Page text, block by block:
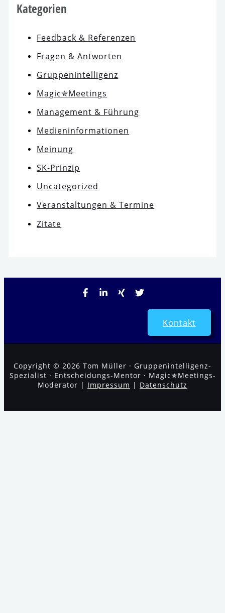
Kategorien
Feedback & Referenzen
Fragen & Antworten
Gruppenintelligenz
Magic✯Meetings
Management & Führung
Medieninformationen
Meinung
SK-Prinzip
Uncategorized
Veranstaltungen & Termine
Zitate
Kontakt
Copyright © 2026 Tom Müller · Gruppenintelligenz-
Spezialist · Entscheidungs-Mentor · Magic✯Meetings-
Moderator | Impressum | Datenschutz